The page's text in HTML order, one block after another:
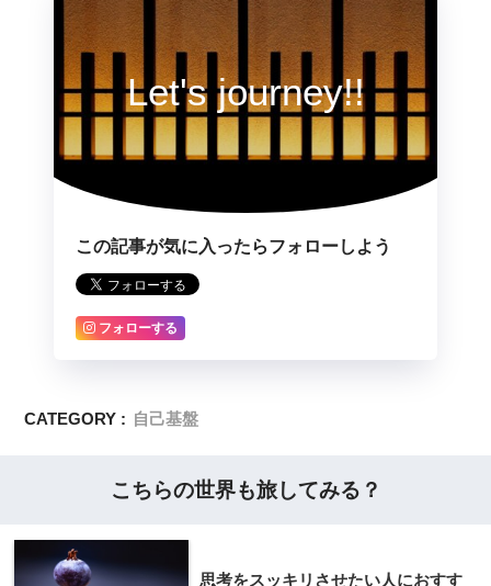
Let's journey!!
この記事が気に入ったらフォローしよう
フォローする
CATEGORY : 自己基盤
こちらの世界も旅してみる？
思考をスッキリさせたい人におすす